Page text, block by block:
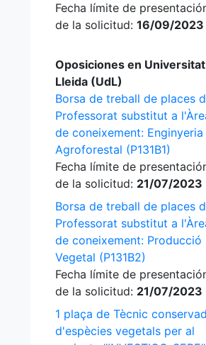
Fecha límite de
de la solicitud: 16/09/2023
Oposiciones en
Lleida (UdL)
Borsa de treball de places
Professorat substitut a
de coneixement: Enginyeria
Agroforestal (P131B1)
Fecha límite de
de la solicitud: 21/07/2023
Borsa de treball de places
Professorat substitut a
de coneixement: Producció
Vegetal (P131B2)
Fecha límite de
de la solicitud: 21/07/2023
1 plaça de Tècnic
d'espècies vegetals per al